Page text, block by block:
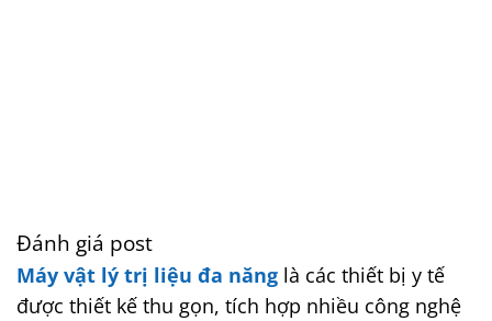
Đánh giá post
Máy vật lý trị liệu đa năng là các thiết bị y tế
được thiết kế thu gọn, tích hợp nhiều công nghệ